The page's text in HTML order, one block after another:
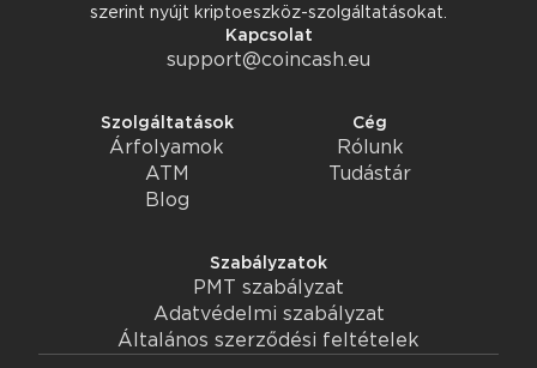
szerint nyújt kriptoeszköz-szolgáltatásokat.
Kapcsolat
support@coincash.eu
Szolgáltatások
Árfolyamok
ATM
Blog
Cég
Rólunk
Tudástár
Szabályzatok
PMT szabályzat
Adatvédelmi szabályzat
Általános szerződési feltételek